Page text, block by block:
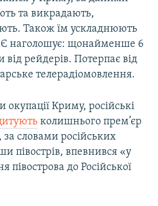
та викрадають,
Також їм ускладнюють
наголошує: щонайменше 6
рейдерів. Потерпає від
телерадіомовлення.
Криму, російські
колишнього прем’єр
за словами російських
півострів, впевнився «у
півострова до Російської